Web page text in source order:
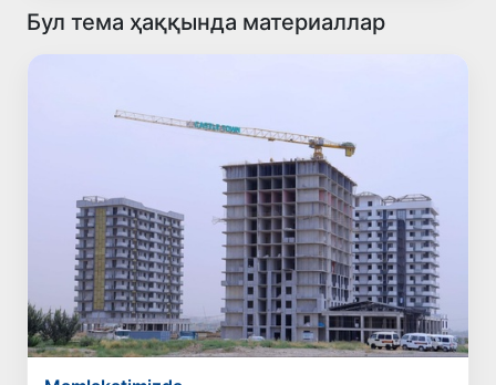
Бул тема ҳаққында материаллар